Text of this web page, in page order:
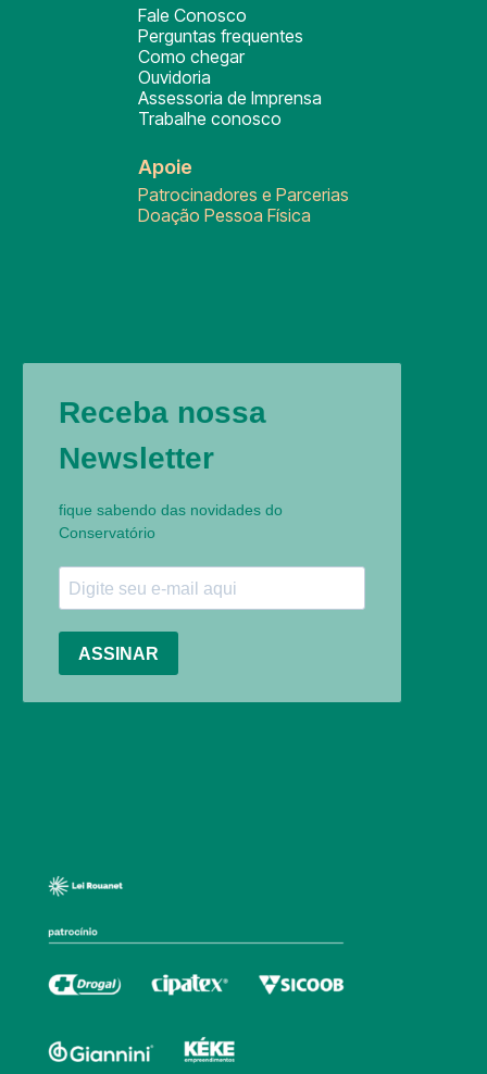
Fale Conosco
Perguntas frequentes
Como chegar
Ouvidoria
Assessoria de Imprensa
Trabalhe conosco
Apoie
Patrocinadores e Parcerias
Doação Pessoa Física